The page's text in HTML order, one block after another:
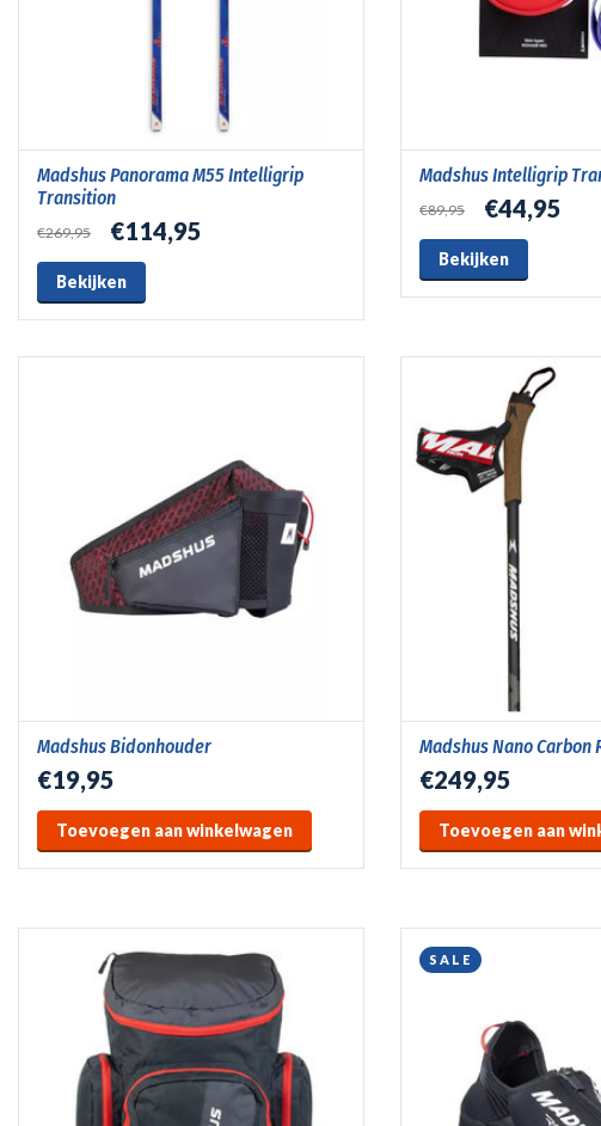
Madshus Panorama M55 Intelligrip
Transition
€269,95 €114,95
Bekijken
Madshus Intelligrip
€89,95 €44,95
Bekijken
Madshus Bidonhouder
€19,95
Toevoegen aan winkelwagen
Madshus Nano Carbon
€249,95
Toevoegen aan
SALE